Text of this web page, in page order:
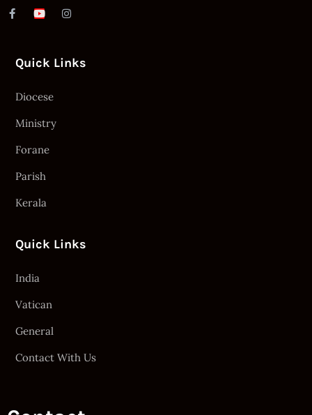
Quick Links
Diocese
Ministry
Forane
Parish
Kerala
Quick Links
India
Vatican
General
Contact With Us